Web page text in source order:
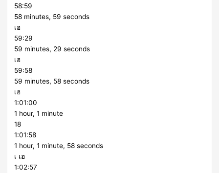
58:59
58 minutes, 59 seconds
เฮ
59:29
59 minutes, 29 seconds
เฮ
59:58
59 minutes, 58 seconds
เฮ
1:01:00
1 hour, 1 minute
18
1:01:58
1 hour, 1 minute, 58 seconds
เ เฮ
1:02:57